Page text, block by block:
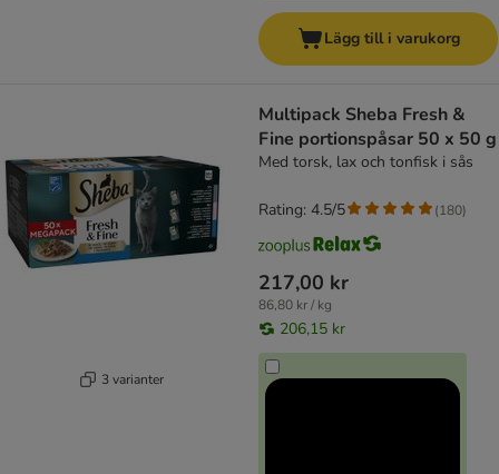
Lägg till i varukorg
3 varianter
Multipack Sheba Fresh &
Fine portionspåsar 50 x 50 g
Med torsk, lax och tonfisk i sås
217,00 kr
86,80 kr / kg
206,15 kr
Rating: 4.5/5 (180)